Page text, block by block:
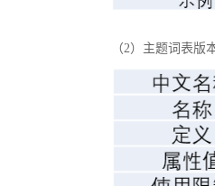
（2）主题词表版